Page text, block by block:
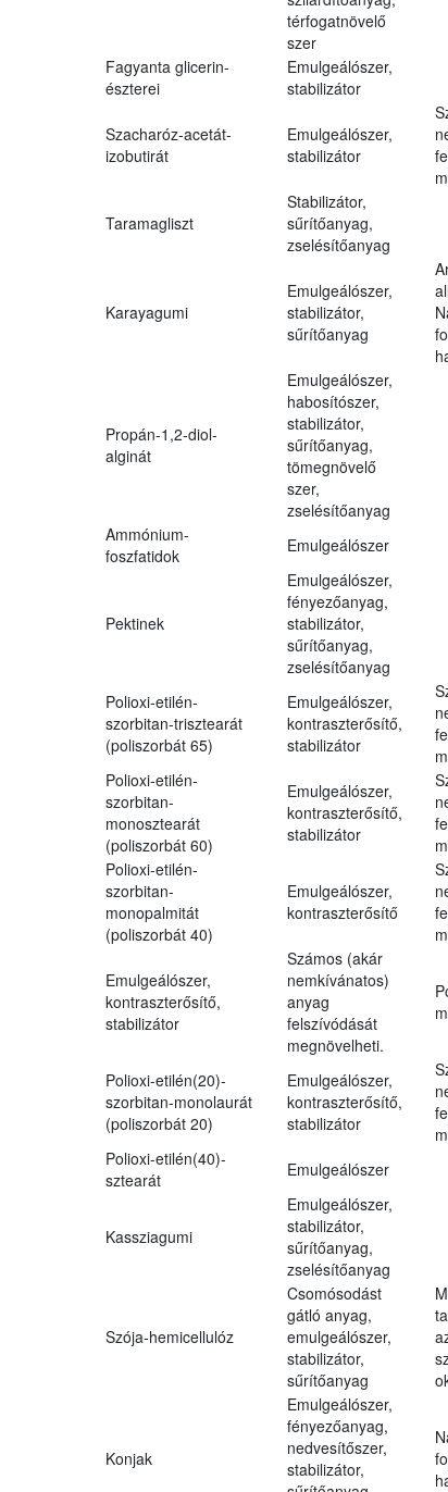
térfogatnövelő
szer
Fagyanta glicerin-
észterei
Emulgeálószer,
stabilizátor
Szacharóz-acetát-
izobutirát
Emulgeálószer,
stabilizátor
Taramagliszt
Stabilizátor,
sűrítőanyag,
zselésítőanyag
Karayagumi
Emulgeálószer,
stabilizátor,
sűrítőanyag
Propán-1,2-diol-
alginát
Emulgeálószer,
habosítószer,
stabilizátor,
sűrítőanyag,
tömegnövelő
szer,
zselésítőanyag
Ammónium-
foszfatidok
Emulgeálószer
Pektinek
Emulgeálószer,
fényezőanyag,
stabilizátor,
sűrítőanyag,
zselésítőanyag
Polioxi-etilén-
szorbitan-trisztearát
(poliszorbát 65)
Emulgeálószer,
kontraszterősítő,
stabilizátor
Polioxi-etilén-
szorbitan-
monosztearát
(poliszorbát 60)
Emulgeálószer,
kontraszterősítő,
stabilizátor
Polioxi-etilén-
szorbitan-
monopalmitát
(poliszorbát 40)
Emulgeálószer,
kontraszterősítő
Emulgeálószer,
kontraszterősítő,
stabilizátor
Számos (akár
nemkívánatos)
anyag
felszívódását
megnövelheti.
Polioxi-etilén(20)-
szorbitan-monolaurát
(poliszorbát 20)
Emulgeálószer,
kontraszterősítő,
stabilizátor
Polioxi-etilén(40)-
sztearát
Emulgeálószer
Kassziagumi
Emulgeálószer,
stabilizátor,
sűrítőanyag,
zselésítőanyag
Szója-hemicellulóz
Csomósodást
gátló anyag,
emulgeálószer,
stabilizátor,
sűrítőanyag
Konjak
Emulgeálószer,
fényezőanyag,
nedvesítőszer,
stabilizátor,